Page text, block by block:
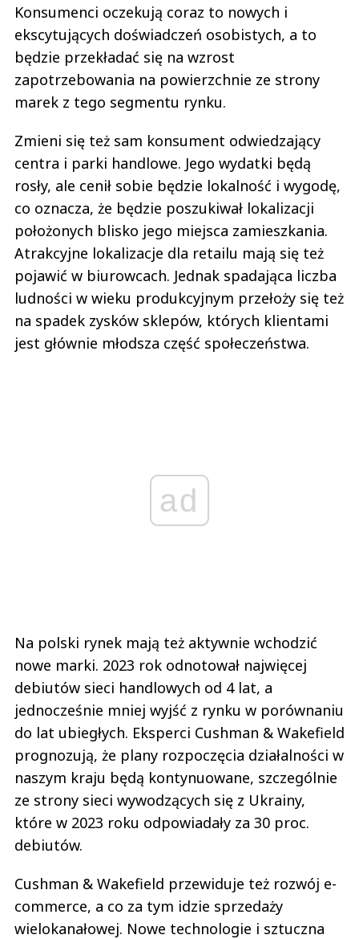
Konsumenci oczekują coraz to nowych i
ekscytujących doświadczeń osobistych, a to
będzie przekładać się na wzrost
zapotrzebowania na powierzchnie ze strony
marek z tego segmentu rynku.
Zmieni się też sam konsument odwiedzający
centra i parki handlowe. Jego wydatki będą
rosły, ale cenił sobie będzie lokalność i wygodę,
co oznacza, że będzie poszukiwał lokalizacji
położonych blisko jego miejsca zamieszkania.
Atrakcyjne lokalizacje dla retailu mają się też
pojawić w biurowcach. Jednak spadająca liczba
ludności w wieku produkcyjnym przełoży się też
na spadek zysków sklepów, których klientami
jest głównie młodsza część społeczeństwa.
ad
Na polski rynek mają też aktywnie wchodzić
nowe marki. 2023 rok odnotował najwięcej
debiutów sieci handlowych od 4 lat, a
jednocześnie mniej wyjść z rynku w porównaniu
do lat ubiegłych. Eksperci Cushman & Wakefield
prognozują, że plany rozpoczęcia działalności w
naszym kraju będą kontynuowane, szczególnie
ze strony sieci wywodzących się z Ukrainy,
które w 2023 roku odpowiadały za 30 proc.
debiutów.
Cushman & Wakefield przewiduje też rozwój e-
commerce, a co za tym idzie sprzedaży
wielokanałowej. Nowe technologie i sztuczna